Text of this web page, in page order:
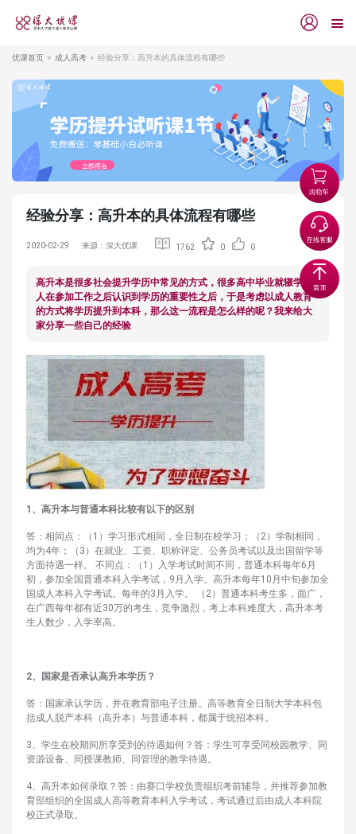
优课首页 成人高考 经验分享：高升本的具体流程有哪些
经验分享：高升本的具体流程有哪些
2020-02-29 来源：深大优课 1762 0 0
高升本是很多社会提升学历中常见的方式，很多高中毕业就辍学的
人在参加工作之后认识到学历的重要性之后，于是考虑以成人教育
的方式将学历提升到本科，那么这一流程是怎么样的呢？我来给大
家分享一些自己的经验
1、高升本与普通本科比较有以下的区别
答：相同点：（1）学习形式相同，全日制在校学习；（2）学制相同，
均为4年；（3）在就业、工资、职称评定、公务员考试以及出国留学等
方面待遇一样。 不同点：（1）入学考试时间不同，普通本科每年6月
初，参加全国普通本科入学考试，9月入学。高升本每年10月中旬参加全
国成人本科入学考试。每年的3月入学。 （2）普通本科考生多，面广，
在广西每年都有近30万的考生，竞争激烈，考上本科难度大，高升本考
生人数少，入学率高。
2、国家是否承认高升本学历？
答：国家承认学历，并在教育部电子注册。高等教育全日制大学本科包
括成人脱产本科（高升本）与普通本科，都属于统招本科。
3、学生在校期间所享受到的待遇如何？答：学生可享受同校园教学、同
资源设备、同授课教师、同管理的教学待遇。
4、高升本如何录取？答：由赛口学校负责组织考前辅导，并推荐参加教
育部组织的全国成人高等教育本科入学考试，考试通过后由成人本科院
校正式录取。